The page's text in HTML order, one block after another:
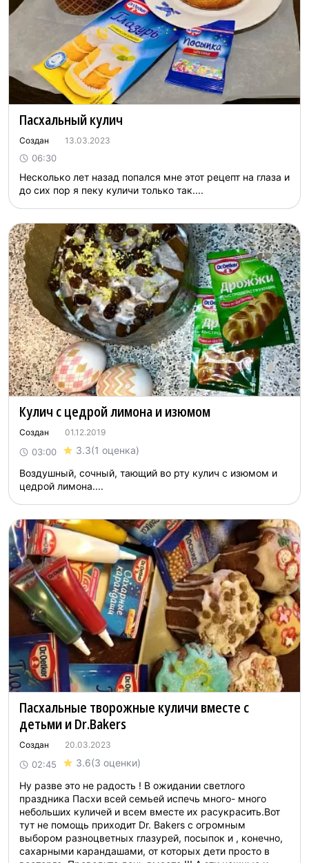
Пасхальный кулич
Создан 13.03.2023
06:30
Несколько лет назад попался мне этот рецепт на глаза и
до сих пор я пеку куличи только так....
Кулич с цедрой лимона и изюмом
Создан 01.12.2019
03:00 3.3(1 оценка)
Воздушный, сочный, тающий во рту кулич с изюмом и
цедрой лимона....
Пасхальные творожные куличи вместе с
детьми и Dr.Bakers
Создан 20.03.2023
02:45 3.6(3 оценки)
Ну разве это не радость ! В ожидании светлого
праздника Пасхи всей семьей испечь много- много
небольших куличей и всем вместе их расукрасить.Вот
тут не помощь приходит Dr. Bakers с огромным
выбором разноцветных глазурей, посыпок и , конечно,
сахарными карандашами, от которых дети просто в